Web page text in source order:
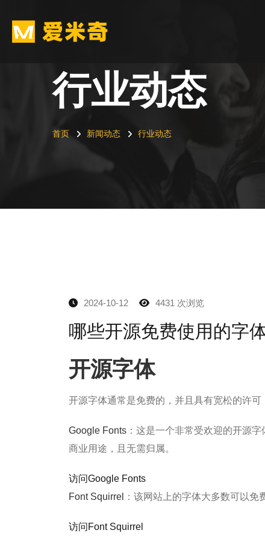
行业动态
首页 新闻动态 行业动态
2024-10-12 4431 次浏览
哪些开源免费使用的字
开源字体
开源字体通常是免费的，并且具有宽松的许
Google Fonts ：这是一个非常受欢迎的开源
商业用途，且无需归属。
访问Google Fonts
Font Squirrel
：该网站上的字体大多数可以免
访问 FontSquirrel